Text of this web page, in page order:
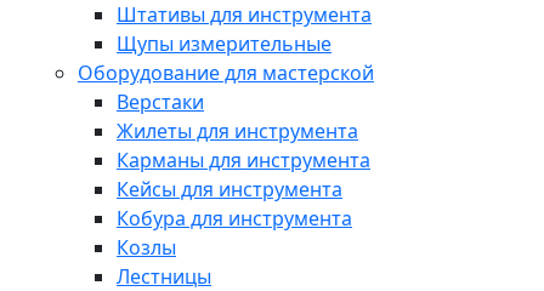
Штативы для инструмента
Щупы измерительные
Оборудование для мастерской
Верстаки
Жилеты для инструмента
Карманы для инструмента
Кейсы для инструмента
Кобура для инструмента
Козлы
Лестницы